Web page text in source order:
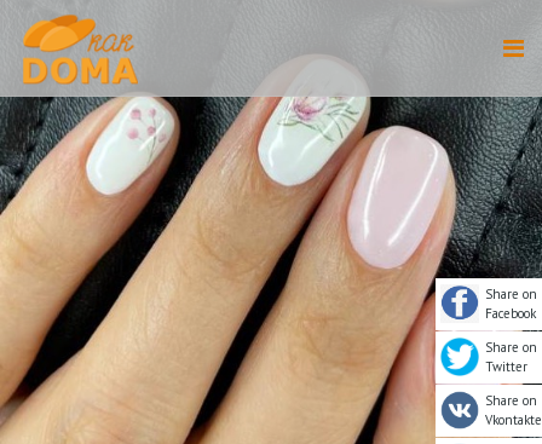
Share on
Facebook
Share on
Twitter
Share on
Vkontakte